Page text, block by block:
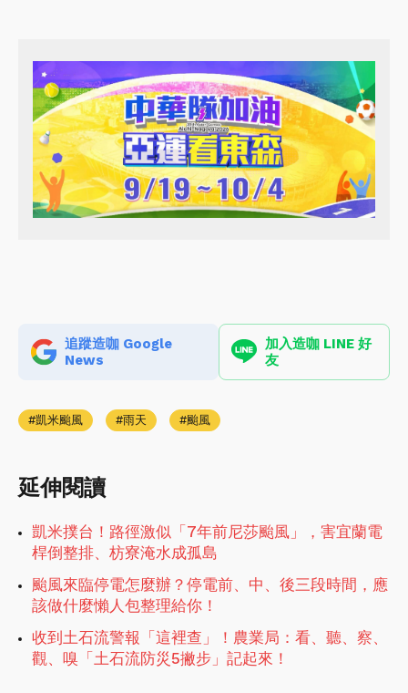
追蹤造咖 Google
News
加入造咖 LINE 好
友
凱米颱風 雨天 颱風
延伸閱讀
凱米撲台！路徑激似「7年前尼莎颱風」，害宜蘭電
桿倒整排、枋寮淹水成孤島
颱風來臨停電怎麼辦？停電前、中、後三段時間，應
該做什麼懶人包整理給你！
收到土石流警報「這裡查」！農業局：看、聽、察、
觀、嗅「土石流防災5撇步」記起來！